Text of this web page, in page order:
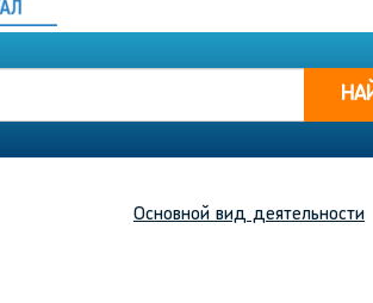
Основной вид деятельности